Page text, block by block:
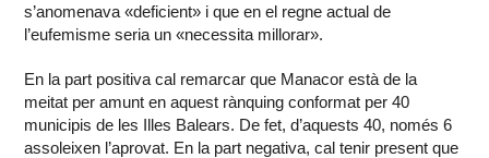
s’anomenava «deficient» i que en el regne actual de
l’eufemisme seria un «necessita millorar».
En la part positiva cal remarcar que Manacor està de la
meitat per amunt en aquest rànquing conformat per 40
municipis de les Illes Balears. De fet, d’aquests 40, només 6
assoleixen l’aprovat. En la part negativa, cal tenir present que